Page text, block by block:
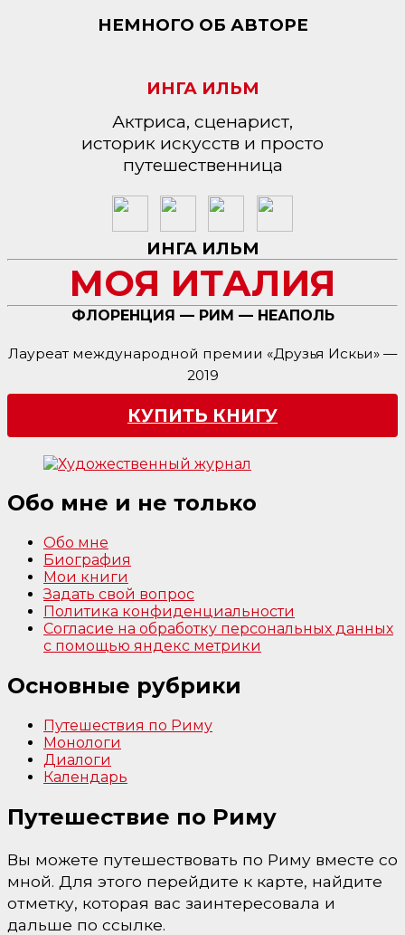
НЕМНОГО ОБ АВТОРЕ
ИНГА ИЛЬМ
Актриса, сценарист,
историк искусств и просто
путешественница
ИНГА ИЛЬМ
МОЯ ИТАЛИЯ
ФЛОРЕНЦИЯ — РИМ — НЕАПОЛЬ
Лауреат международной премии «Друзья Искьи» —
2019
КУПИТЬ КНИГУ
Обо мне и не только
Обо мне
Биография
Мои книги
Задать свой вопрос
Политика конфиденциальности
Согласие на обработку персональных данных
с помощью яндекс метрики
Основные рубрики
Путешествия по Риму
Монологи
Диалоги
Календарь
Путешествие по Риму
Вы можете путешествовать по Риму вместе со
мной. Для этого перейдите к карте, найдите
отметку, которая вас заинтересовала и
дальше по ссылке.